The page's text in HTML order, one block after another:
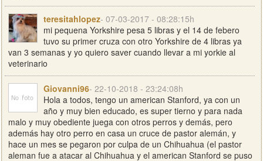
teresitahlopez- 07-03-2017 - 08:28:15h
mi pequena Yorkshire pesa 5 libras y el 14 de febero
tuvo su primer cruza con otro Yorkshire de 4 libras ya
van 3 semanas y yo quiero saver cuando llevar a mi yorkie al
veterinario
Giovanni96- 22-10-2018 - 23:24:08h
Hola a todos, tengo un american Stanford, ya con un
año y muy bien educado, es super tierno y para nada
malo y muy obediente juega con otros perros y demás, pero
además hay otro perro en casa un cruce de pastor alemán, y
hace un mes se pegaron por culpa de un Chihuahua (el pastor
aleman fue a atacar al Chihuahua y el american Stanford se puso